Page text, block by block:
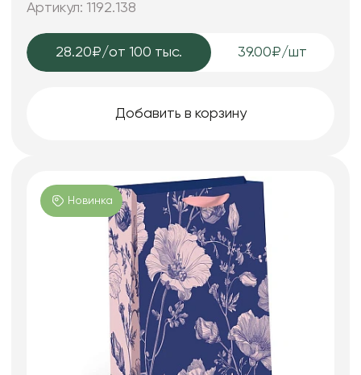
Артикул: 1192.138
28.20₽/от 100 тыс. 39.00₽/шт
Добавить в корзину
Новинка